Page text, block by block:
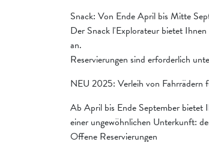
Snack: Von Ende April bis Mitte
Der Snack l'Explorateur bietet
an.
Reservierungen sind erforderlich
NEU 2025: Verleih von Fahrrädern
Ab April bis Ende September bietet
einer ungewöhnlichen Unterkunft:
Offene Reservierungen